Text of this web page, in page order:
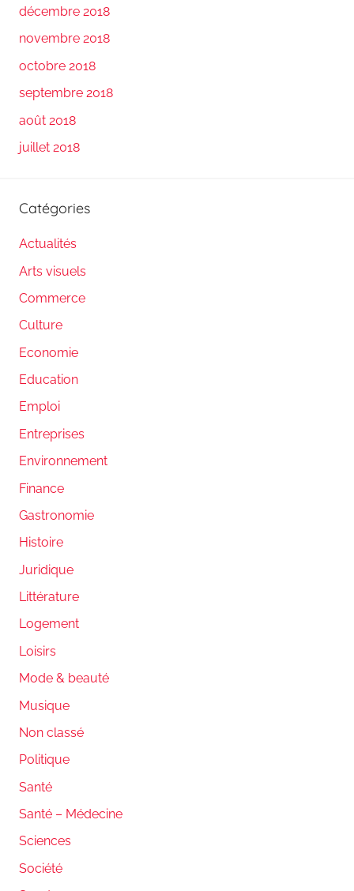
décembre 2018
novembre 2018
octobre 2018
septembre 2018
août 2018
juillet 2018
Catégories
Actualités
Arts visuels
Commerce
Culture
Economie
Education
Emploi
Entreprises
Environnement
Finance
Gastronomie
Histoire
Juridique
Littérature
Logement
Loisirs
Mode & beauté
Musique
Non classé
Politique
Santé
Santé – Médecine
Sciences
Société